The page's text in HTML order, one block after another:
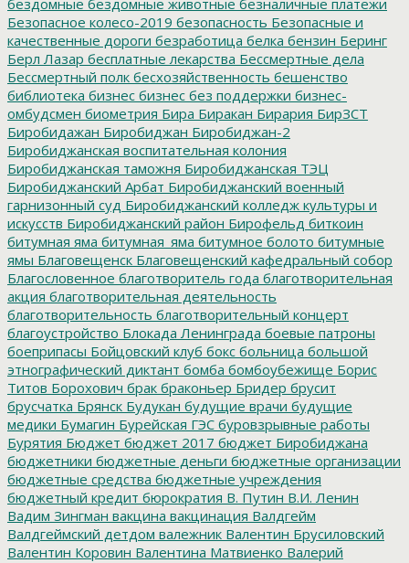
Безопасное колесо-2019 безопасность Безопасные и
качественные дороги безработица белка бензин Беринг
Берл Лазар бесплатные лекарства Бессмертные дела
Бессмертный полк бесхозяйственность бешенство
библиотека бизнес бизнес без поддержки бизнес-
омбудсмен биометрия Бира Биракан Бирария БирЗСТ
Биробидажан Биробиджан Биробиджан-2
Биробиджанская воспитательная колония
Биробиджанская таможня Биробиджанская ТЭЦ
Биробиджанский Арбат Биробиджанский военный
гарнизонный суд Биробиджанский колледж культуры и
искусств Биробиджанский район Бирофельд биткоин
битумная яма битумная_яма битумное болото битумные
ямы Благовещенск Благовещенский кафедральный собор
Благословенное благотворитель года благотворительная
акция благотворительная деятельность
благотворительность благотворительный концерт
благоустройство Блокада Ленинграда боевые патроны
боеприпасы Бойцовский клуб бокс больница большой
этнографический диктант бомба бомбоубежище Борис
Титов Борохович брак браконьер Бридер брусит
брусчатка Брянск Будукан будущие врачи будущие
медики Бумагин Бурейская ГЭС буровзрывные работы
Бурятия Бюджет бюджет 2017 бюджет Биробиджана
бюджетники бюджетные деньги бюджетные организации
бюджетные средства бюджетные учреждения
бюджетный кредит бюрократия В. Путин В.И. Ленин
Вадим Зингман вакцина вакцинация Валдгейм
Валдгеймский детдом валежник Валентин Брусиловский
Валентин Коровин Валентина Матвиенко Валерий